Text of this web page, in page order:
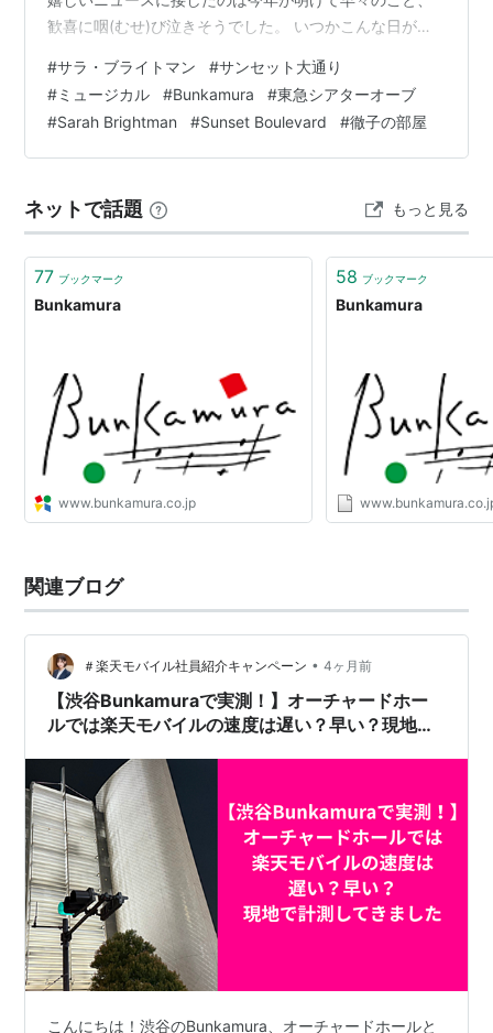
歓喜に咽(むせ)び泣きそうでした。 いつかこんな日がや
す。 長年愛してやまなかった「サンセット大通り」原作
映画とミュージカルサントラ、それを大好きなサラ主演
で観劇できる日が来ようとは！ 日本公演に向けたインタ
ビュー動画 昨夜公開されたばかりのインタビュー動画で
ら、当ブログでも特集してきました。…
#サラ・ブライトマン #サンセット大通り
#ミュージカル #Bunkamura #東急シアターオーブ
#Sarah Brightman #Sunset Boulevard #徹子の部屋
ネットで話題 もっと見る
77 ブックマーク
Bunkamura
www.bunkamura.co.jp
58 ブックマーク
Bunkamura
関連ブログ
＃楽天モバイル社員紹介キャンペーン • 4ヶ月前
【渋谷Bunkamuraで実測！】オーチャードホー
ルでは楽天モバイルの速度は遅い？早い？現地で
こんにちは！渋谷のBunkamura、オーチャードホールと